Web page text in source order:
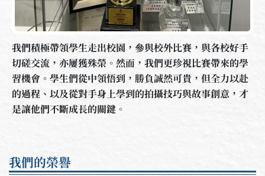
我們積極帶領學生走出校園，參與校外比賽，與各校好手
切磋交流，亦屢獲殊榮。然而，我們更珍視比賽帶來的學
習機會。學生們從中領悟到，勝負誠然可貴，但全力以赴
的過程、以及從對手身上學到的拍攝技巧與故事創意，才
是讓他們不斷成長的關鍵。
我們的榮譽